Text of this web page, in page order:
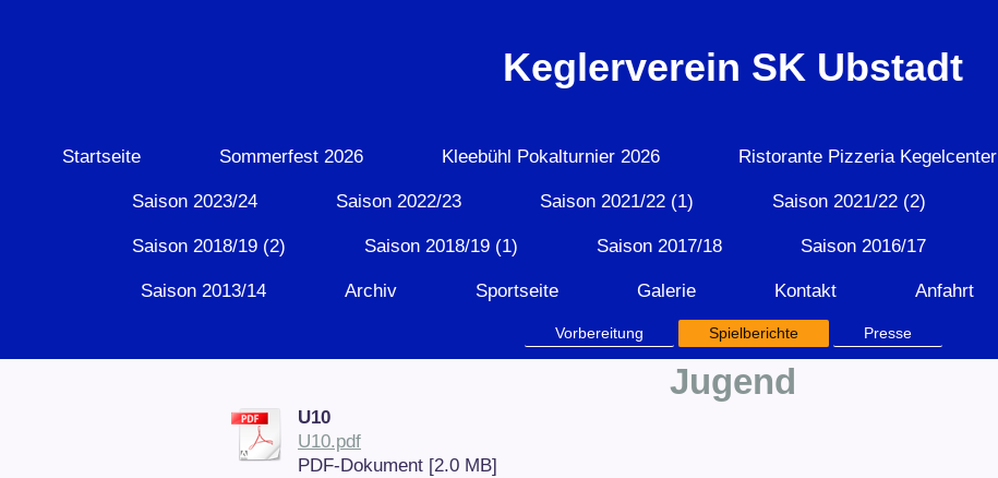
Keglerverein SK Ubstadt
Startseite Sommerfest 2026 Kleebühl Pokalturnier 2026 Ristorante Pizzeria Kegelcenter
Saison 2023/24 Saison 2022/23 Saison 2021/22 (1) Saison 2021/22 (2)
Saison 2018/19 (2) Saison 2018/19 (1) Saison 2017/18 Saison 2016/17
Saison 2013/14 Archiv Sportseite Galerie Kontakt Anfahrt
Vorbereitung Spielberichte Presse
Jugend
U10
U10.pdf
PDF-Dokument [2.0 MB]